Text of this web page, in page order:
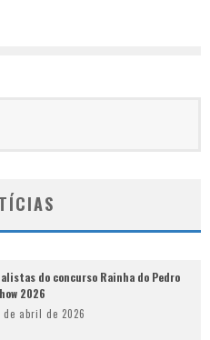
do concurso Rainha do Pedro
2026
de abril de 2026